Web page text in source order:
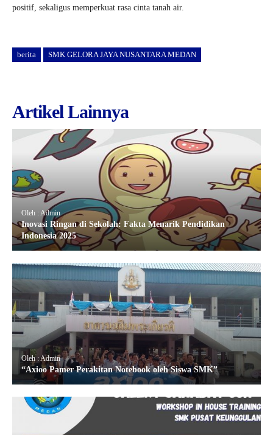
positif, sekaligus memperkuat rasa cinta tanah air.
berita SMK GELORA JAYA NUSANTARA MEDAN
Artikel Lainnya
Oleh : Admin
Inovasi Ringan di Sekolah: Fakta Menarik Pendidikan
Indonesia 2025
Oleh : Admin
“Axioo Pamer Perakitan Notebook oleh Siswa SMK”